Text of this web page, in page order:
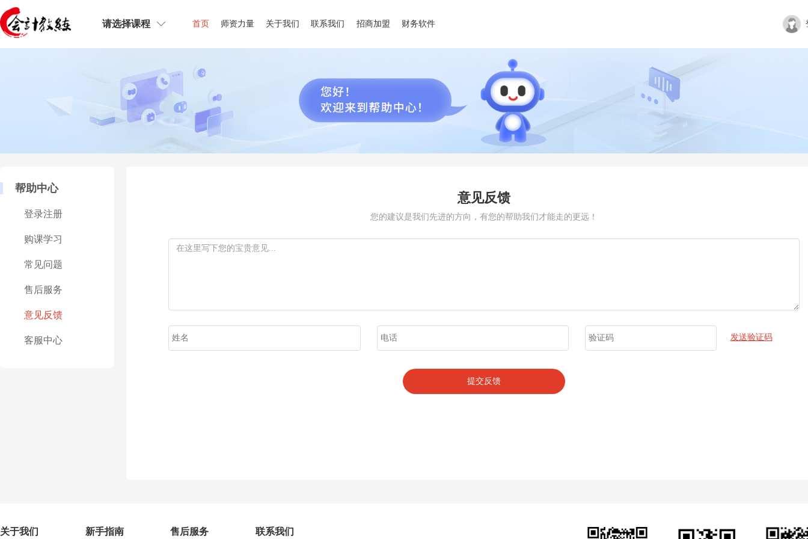
请选择课程 首页 师资力量 关于我们 联系我们 招商加盟 财务软件
帮助中心
登录注册
购课学习
常见问题
售后服务
意见反馈
客服中心
意见反馈
您的建议是我们先进的方向，有您的帮助我们才能走的更远！
发送验证码
提交反馈
关于我们 新手指南 售后服务 联系我们